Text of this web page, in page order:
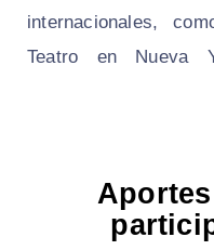
internacionales,
Teatro en Nueva